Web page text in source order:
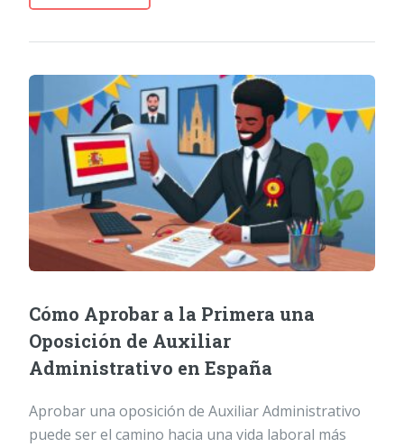
Cómo Aprobar a la Primera una
Oposición de Auxiliar
Administrativo en España
Aprobar una oposición de Auxiliar Administrativo
puede ser el camino hacia una vida laboral más